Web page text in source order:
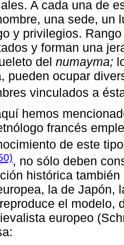
A cada una de
una sede, un
y privilegios.
y forman una
del numayma;
pueden ocupar
vinculados a
hemos
francés
de este
, no sólo deben
histórica
la de Japón,
el modelo,
europeo